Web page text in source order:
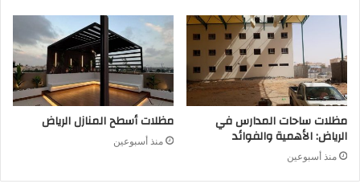
مظلات ساحات المدارس في
الرياض: الأهمية والفوائد
منذ أسبوعين
مظلات أسطح المنازل الرياض
منذ أسبوعين